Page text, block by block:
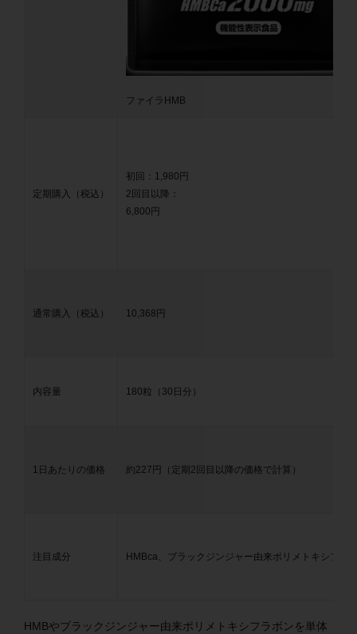
ファイラHMB
定期購入（税込）
初回： 1,980円
2回目以降：
6,800円
通常購入（税込） 10,368円
内容量 180粒（30日分）
1日あたりの価格 約227円（定期2回目以降の価格で計算）
注目成分 HMBca、ブラックジンジャー由来ポリメトキシフラ
HMBやブラックジンジャー由来ポリメトキシフラボンを単体